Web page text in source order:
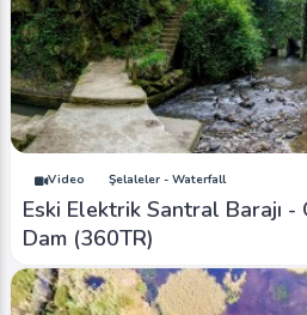
Video Şelaleler - Waterfall
Eski Elektrik Santral Barajı
Dam (360TR)